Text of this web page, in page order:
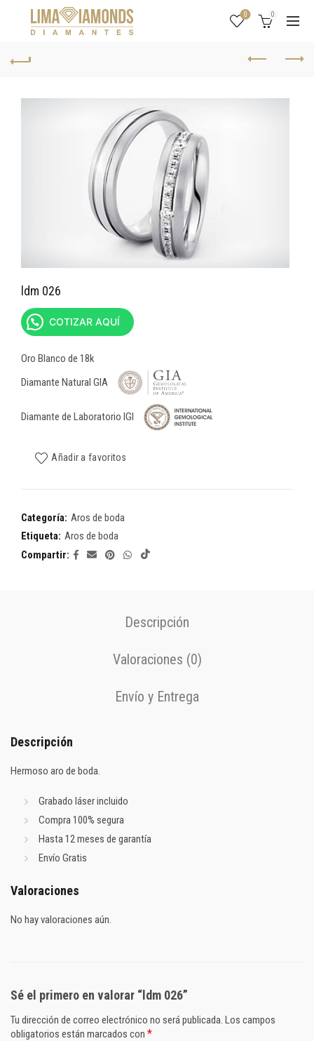
0 0
ldm 026
COTIZAR AQUÍ
Oro Blanco de 18k
Diamante Natural GIA
Diamante de Laboratorio IGI
Añadir a favoritos
Categoría: Aros de boda
Etiqueta: Aros de boda
Compartir
Descripción
Valoraciones (0)
Envío y Entrega
Descripción
Hermoso aro de boda.
Grabado láser incluido
Compra 100% segura
Hasta 12 meses de garantía
Envío Gratis
Valoraciones
No hay valoraciones aún.
Sé el primero en valorar “ldm 026”
Tu dirección de correo electrónico no será publicada. Los campos
obligatorios están marcados con *